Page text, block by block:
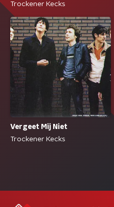
Trockener Kecks
Vergeet Mij Niet
Trockener Kecks